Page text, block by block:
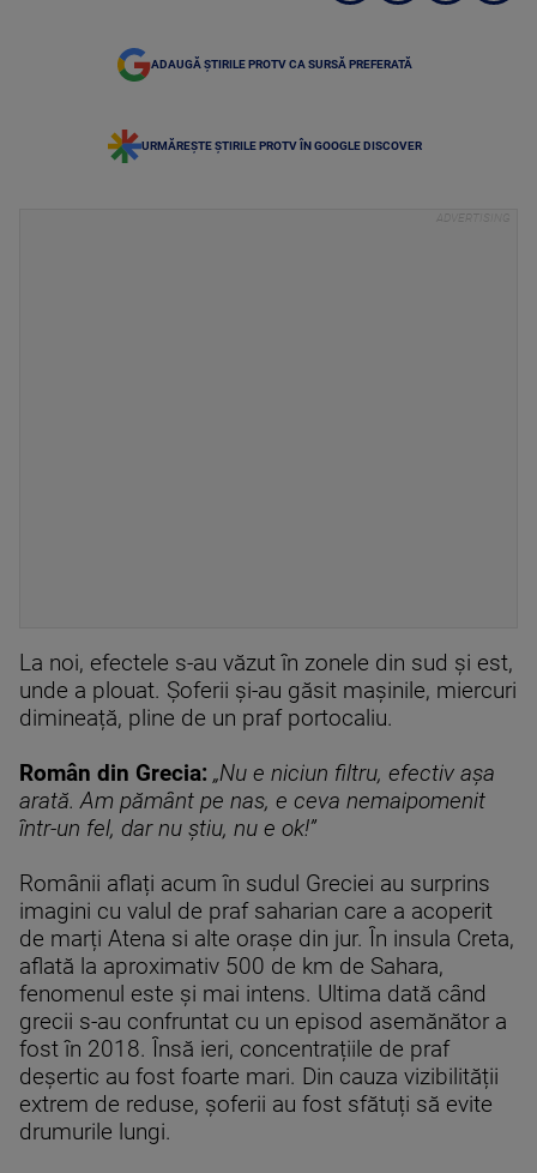
ADAUGĂ ȘTIRILE PROTV CA SURSĂ PREFERATĂ
URMĂREȘTE ȘTIRILE PROTV ÎN GOOGLE DISCOVER
La noi, efectele s-au văzut în zonele din sud și est,
unde a plouat. Șoferii și-au găsit mașinile, miercuri
dimineață, pline de un praf portocaliu.
Român din Grecia: „Nu e niciun filtru, efectiv așa
arată. Am pământ pe nas, e ceva nemaipomenit
într-un fel, dar nu știu, nu e ok!”
Românii aflați acum în sudul Greciei au surprins
imagini cu valul de praf saharian care a acoperit
de marți Atena si alte orașe din jur. În insula Creta,
aflată la aproximativ 500 de km de Sahara,
fenomenul este și mai intens. Ultima dată când
grecii s-au confruntat cu un episod asemănător a
fost în 2018. Însă ieri, concentrațiile de praf
deșertic au fost foarte mari. Din cauza vizibilității
extrem de reduse, șoferii au fost sfătuți să evite
drumurile lungi.